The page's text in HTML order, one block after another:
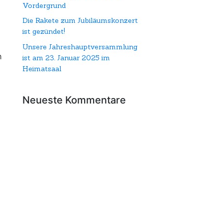
Vordergrund
Die Rakete zum Jubiläumskonzert
ist gezündet!
Unsere Jahreshauptversammlung
ist am 23. Januar 2025 im
Heimatsaal
Neueste Kommentare